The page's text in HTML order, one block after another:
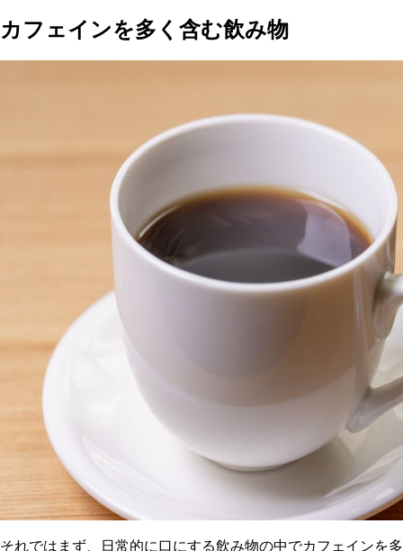
カフェインを多く含む飲み物
それではまず、日常的に口にする飲み物の中でカフェインを多